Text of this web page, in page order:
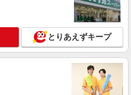
NEW
駅＞週3〜＆日払いOK◎高収入な看
フ募集！
円〜2875円 ＜日払い有/週払い有/交
とりあえずキープ